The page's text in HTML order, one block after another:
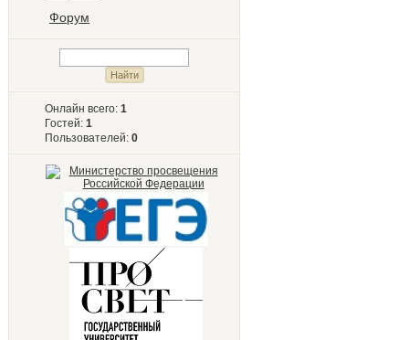
Форум
Онлайн всего: 1
Гостей: 1
Пользователей: 0